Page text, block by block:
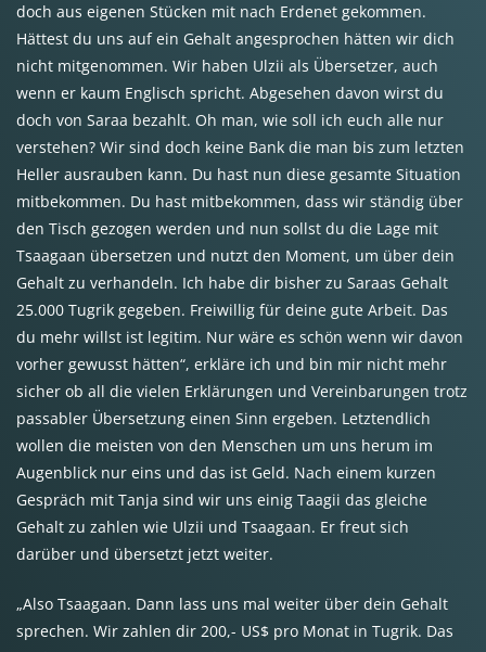
doch aus eigenen Stücken mit nach Erdenet gekommen.
Hättest du uns auf ein Gehalt angesprochen hätten wir dich
nicht mitgenommen. Wir haben Ulzii als Übersetzer, auch
wenn er kaum Englisch spricht. Abgesehen davon wirst du
doch von Saraa bezahlt. Oh man, wie soll ich euch alle nur
verstehen? Wir sind doch keine Bank die man bis zum letzten
Heller ausrauben kann. Du hast nun diese gesamte Situation
mitbekommen. Du hast mitbekommen, dass wir ständig über
den Tisch gezogen werden und nun sollst du die Lage mit
Tsaagaan übersetzen und nutzt den Moment, um über dein
Gehalt zu verhandeln. Ich habe dir bisher zu Saraas Gehalt
25.000 Tugrik gegeben. Freiwillig für deine gute Arbeit. Das
du mehr willst ist legitim. Nur wäre es schön wenn wir davon
vorher gewusst hätten“, erkläre ich und bin mir nicht mehr
sicher ob all die vielen Erklärungen und Vereinbarungen trotz
passabler Übersetzung einen Sinn ergeben. Letztendlich
wollen die meisten von den Menschen um uns herum im
Augenblick nur eins und das ist Geld. Nach einem kurzen
Gespräch mit Tanja sind wir uns einig Taagii das gleiche
Gehalt zu zahlen wie Ulzii und Tsaagaan. Er freut sich
darüber und übersetzt jetzt weiter.
„Also Tsaagaan. Dann lass uns mal weiter über dein Gehalt
sprechen. Wir zahlen dir 200,- US$ pro Monat in Tugrik. Das